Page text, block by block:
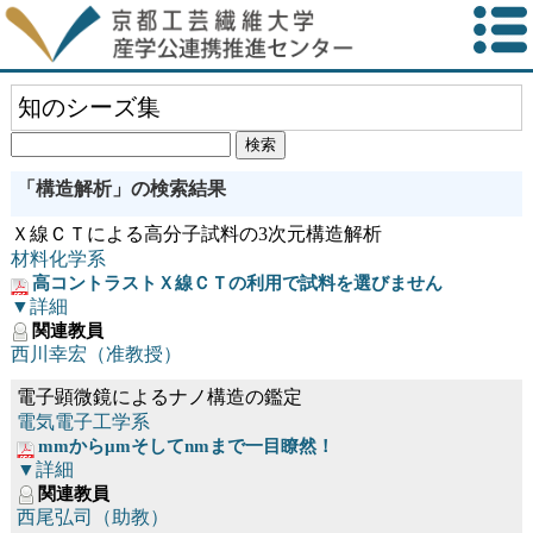
知のシーズ集
「構造解析」の検索結果
Ｘ線ＣＴによる高分子試料の3次元構造解析
材料化学系
高コントラストＸ線ＣＴの利用で試料を選びません
▼詳細
関連教員
西川幸宏（准教授）
電子顕微鏡によるナノ構造の鑑定
電気電子工学系
mmからμmそしてnmまで一目瞭然！
▼詳細
関連教員
西尾弘司（助教）